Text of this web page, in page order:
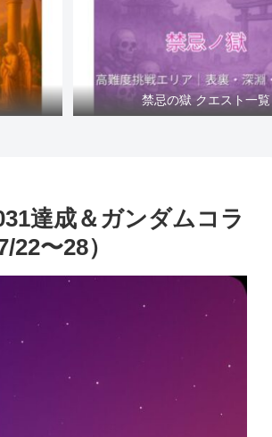
禁忌の獄 クエスト一覧
達成＆ガンダムコラ
〜28）